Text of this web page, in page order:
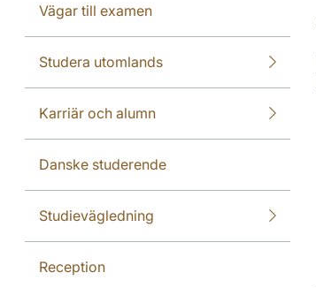
Vägar till examen
Studera utomlands
Karriär och alumn
Danske studerende
Studievägledning
Reception